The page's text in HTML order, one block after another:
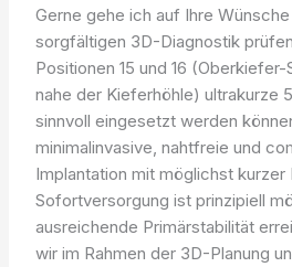
Gerne gehe ich auf Ihre
sorgfältigen 3D-Diagnostik
Positionen 15 und 16
nahe der Kieferhöhle) ultrakurze
sinnvoll eingesetzt werden
minimalinvasive, nahtfreie und
Implantation mit möglichst kurzer
Sofortversorgung ist prinzipiell
ausreichende Primärstabilität
wir im Rahmen der 3D-Planung